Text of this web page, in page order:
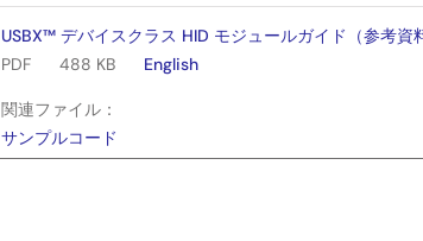
USBX™ デバイスクラス HID モジュールガイド（参考資
PDF
488 KB English
関連ファイル：
サンプルコード